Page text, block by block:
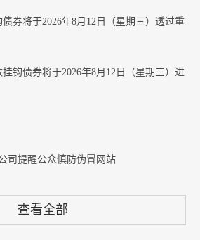
券将于2026年8月12日（星期三）透过重
钩债券将于2026年8月12日（星期三）进
司提醒公众慎防伪冒网站
查看全部